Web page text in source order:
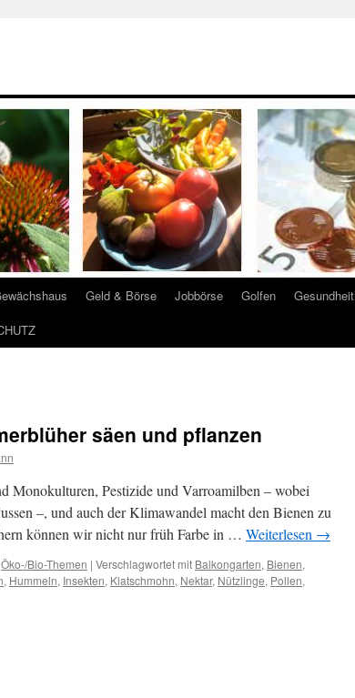
Geld & Börse Jobbörse Golfen Gesundheit
säen und pflanzen
Monokulturen, Pestizide und Varroamilben – wobei
–, und auch der Klimawandel macht den Bienen zu
können wir nicht nur früh Farbe in … Weiterlesen →
Öko-/Bio-Themen | Verschlagwortet mit Balkongarten, Bienen,
, Hummeln, Insekten, Klatschmohn, Nektar, Nützlinge, Pollen,